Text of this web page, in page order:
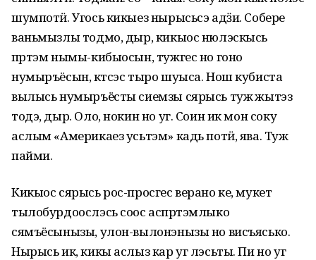
шумпотӥ. Угось кикыез нырысьсэ адӟи. Собере
ваньмызлы тодмо, дыр, кикыос нюлэскысь
пӧртэм нымы-кибыосын, тужгес но гоно
нумыръёсын, кӧтсэс тыро шуыса. Нош кубиста
вылысь нумыръёсты сиемзы сярысь туж ӧжытэз
тодэ, дыр. Оло, нокин но уг. Соин ик мон соку
аслым «Америкаез усьтэм» кадь потӥ, ява. Туж
пайми.
Кикыос сярысь рос-просгес верано ке, мукет
тылобурдоослэсь соос аспӧртэмлыко
сямъёсынызы, улон-вылонэнызы но висъясько.
Нырысь ик, кикы аслыз кар уг лэсьты. Пи но уг